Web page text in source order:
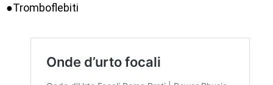
●Tromboflebiti